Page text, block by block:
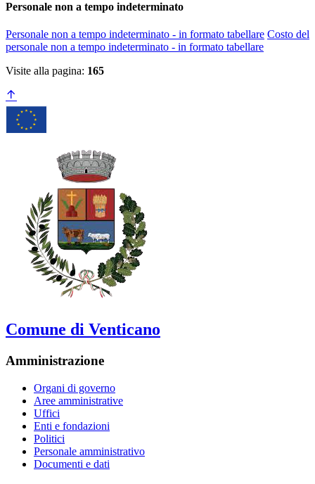
Personale non a tempo indeterminato
Personale non a tempo indeterminato - in formato tabellare Costo del
personale non a tempo indeterminato - in formato tabellare
Visite alla pagina: 165
Comune di Venticano
Amministrazione
Organi di governo
Aree amministrative
Uffici
Enti e fondazioni
Politici
Personale amministrativo
Documenti e dati